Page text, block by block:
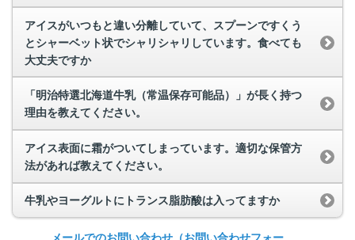
アイスがいつもと違い分離していて、スプーンですくう
とシャーベット状でシャリシャリしています。食べても
大丈夫ですか
「明治特選北海道牛乳（常温保存可能品）」が長く持つ
理由を教えてください。
アイス表面に霜がついてしまっています。適切な保管方
法があれば教えてください。
牛乳やヨーグルトにトランス脂肪酸は入ってますか